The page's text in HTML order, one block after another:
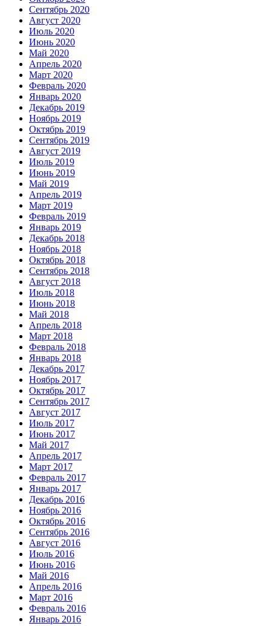
Сентябрь 2020
Август 2020
Июль 2020
Июнь 2020
Май 2020
Апрель 2020
Март 2020
Февраль 2020
Январь 2020
Декабрь 2019
Ноябрь 2019
Октябрь 2019
Сентябрь 2019
Август 2019
Июль 2019
Июнь 2019
Май 2019
Апрель 2019
Март 2019
Февраль 2019
Январь 2019
Декабрь 2018
Ноябрь 2018
Октябрь 2018
Сентябрь 2018
Август 2018
Июль 2018
Июнь 2018
Май 2018
Апрель 2018
Март 2018
Февраль 2018
Январь 2018
Декабрь 2017
Ноябрь 2017
Октябрь 2017
Сентябрь 2017
Август 2017
Июль 2017
Июнь 2017
Май 2017
Апрель 2017
Март 2017
Февраль 2017
Январь 2017
Декабрь 2016
Ноябрь 2016
Октябрь 2016
Сентябрь 2016
Август 2016
Июль 2016
Июнь 2016
Май 2016
Апрель 2016
Март 2016
Февраль 2016
Январь 2016